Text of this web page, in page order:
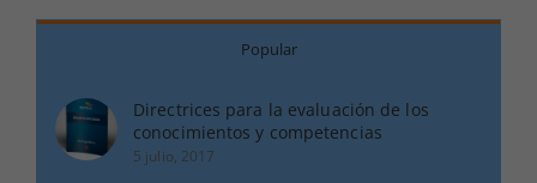
Popular
Directrices para la evaluación de los
conocimientos y competencias
5 julio, 2017